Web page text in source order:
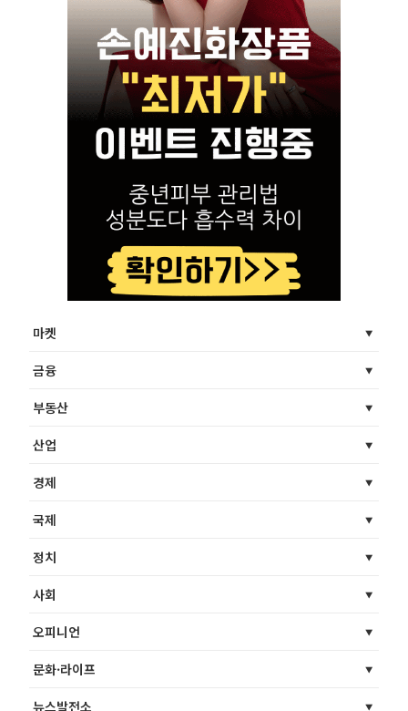
마켓
금융
부동산
산업
경제
국제
정치
사회
오피니언
문화·라이프
뉴스발전소